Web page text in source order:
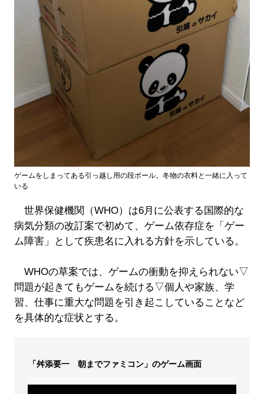
ゲームをしまってある引っ越し用の段ボール。冬物の衣料と一緒に入って
いる
世界保健機関（WHO）は6月に公表する国際的な
病気分類の改訂案で初めて、ゲーム依存症を「ゲー
ム障害」として疾患名に入れる方針を示している。
WHOの草案では、ゲームの衝動を抑えられない▽
問題が起きてもゲームを続ける▽個人や家族、学
習、仕事に重大な問題を引き起こしていることなど
を具体的な症状とする。
「舛添要一 朝までファミコン」のゲーム画面